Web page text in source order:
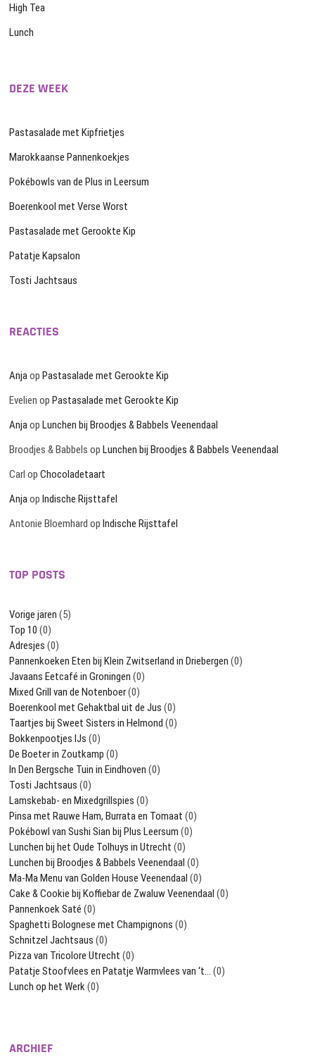
High Tea
Lunch
DEZE WEEK
Pastasalade met Kipfrietjes
Marokkaanse Pannenkoekjes
Pokébowls van de Plus in Leersum
Boerenkool met Verse Worst
Pastasalade met Gerookte Kip
Patatje Kapsalon
Tosti Jachtsaus
REACTIES
AnjaopPastasalade met Gerookte Kip
Evelien opPastasalade met Gerookte Kip
AnjaopLunchen bij Broodjes & Babbels Veenendaal
Broodjes & Babbels opLunchen bij Broodjes & Babbels Veenendaal
Carl opChocoladetaart
AnjaopIndische Rijsttafel
Antonie Bloemhard opIndische Rijsttafel
TOP POSTS
Vorige jaren (5)
Top 10 (0)
Adresjes (0)
Pannenkoeken Eten bij Klein Zwitserland in Driebergen (0)
Javaans Eetcafé in Groningen (0)
Mixed Grill van de Notenboer(0)
Boerenkool met Gehaktbal uit de Jus (0)
Taartjes bij Sweet Sisters in Helmond (0)
Bokkenpootjes IJs (0)
De Boeter in Zoutkamp (0)
In Den Bergsche Tuin in Eindhoven (0)
Tosti Jachtsaus (0)
Lamskebab- en Mixedgrillspies (0)
Pinsa met Rauwe Ham, Burrata en Tomaat (0)
Pokébowl van Sushi Sian bij Plus Leersum (0)
Lunchen bij het Oude Tolhuys in Utrecht (0)
Lunchen bij Broodjes & Babbels Veenendaal (0)
Ma-Ma Menu van Golden House Veenendaal (0)
Cake & Cookie bij Koffiebar de Zwaluw Veenendaal (0)
Pannenkoek Saté (0)
Spaghetti Bolognese met Champignons (0)
Schnitzel Jachtsaus (0)
Pizza van Tricolore Utrecht (0)
Patatje Stoofvlees en Patatje Warmvlees van ‘t… (0)
Lunch op het Werk(0)
ARCHIEF